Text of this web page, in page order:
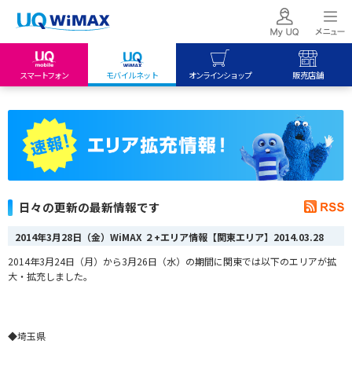
スマートフォン モバイルネット オンラインショップ 販売店舗
My UQ mobile
UQ mobile
UQ WiMAX
UQ WiMAX
日々の更新の最新情報です
2014年3月28日（金）WiMAX ２+エリア情報【関東エリア】 2014.03.28
2014年3月24日（月）から3月26日（水）の期間に関東では以下のエリアが拡
大・拡充しました。
◆埼玉県